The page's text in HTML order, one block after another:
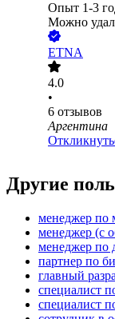
Опыт 1-3
Можно
ETNA
4.0
•
6 отзывов
Аргентина
Другие
менеджер по
менеджер (с
менеджер по
партнер по
главный
специалист
специалист